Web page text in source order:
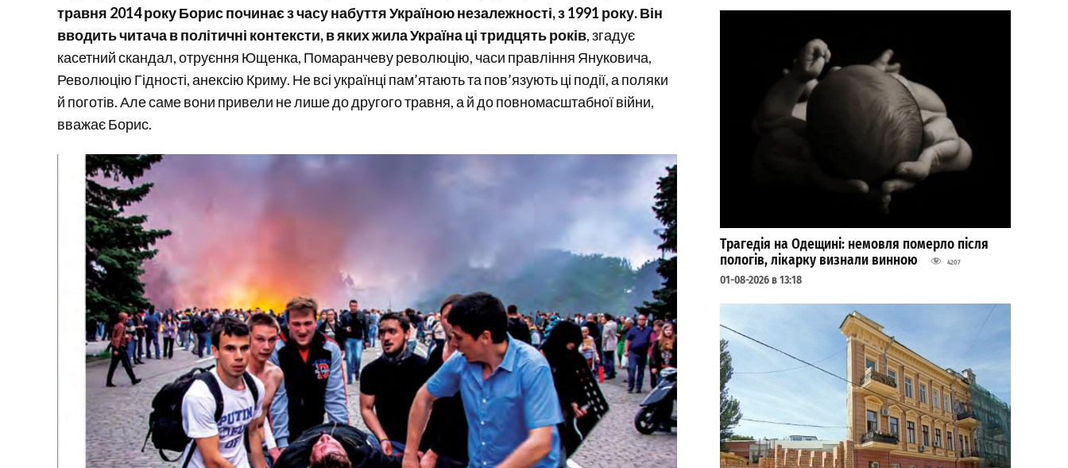
травня 2014 року Борис починає з часу набуття Україною незалежності, з 1991 року. Він
вводить читача в політичні контексти, в яких жила Україна ці тридцять років, згадує
касетний скандал, отруєння Ющенка, Помаранчеву революцію, часи правління Януковича,
Революцію Гідності, анексію Криму. Не всі українці пам’ятають та пов’язують ці події, а поляки
й поготів. Але саме вони привели не лише до другого травня, а й до повномасштабної війни,
вважає Борис.
Трагедія на Одещині: немовля померло після
пологів, лікарку визнали винною
4207
01-08-2026 в 13:18